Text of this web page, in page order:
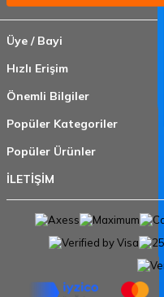
Üye / Bayi
Hızlı Erişim
Önemli Bilgiler
Popüler Kategoriler
Popüler Ürünler
İLETİŞİM